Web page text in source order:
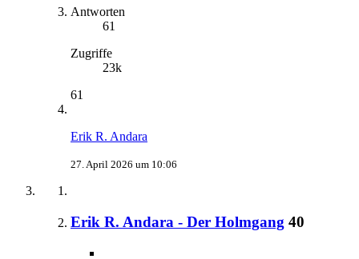
Antworten
61
Zugriffe
23k
61
Erik R. Andara
27. April 2026 um 10:06
Erik R. Andara - Der Holmgang 40